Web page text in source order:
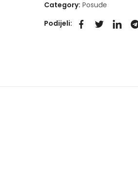
Category: Posuđe
Podijeli: